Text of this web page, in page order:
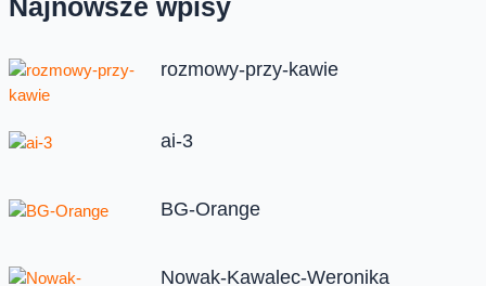
Najnowsze wpisy
rozmowy-przy-kawie
ai-3
BG-Orange
Nowak-Kawalec-Weronika